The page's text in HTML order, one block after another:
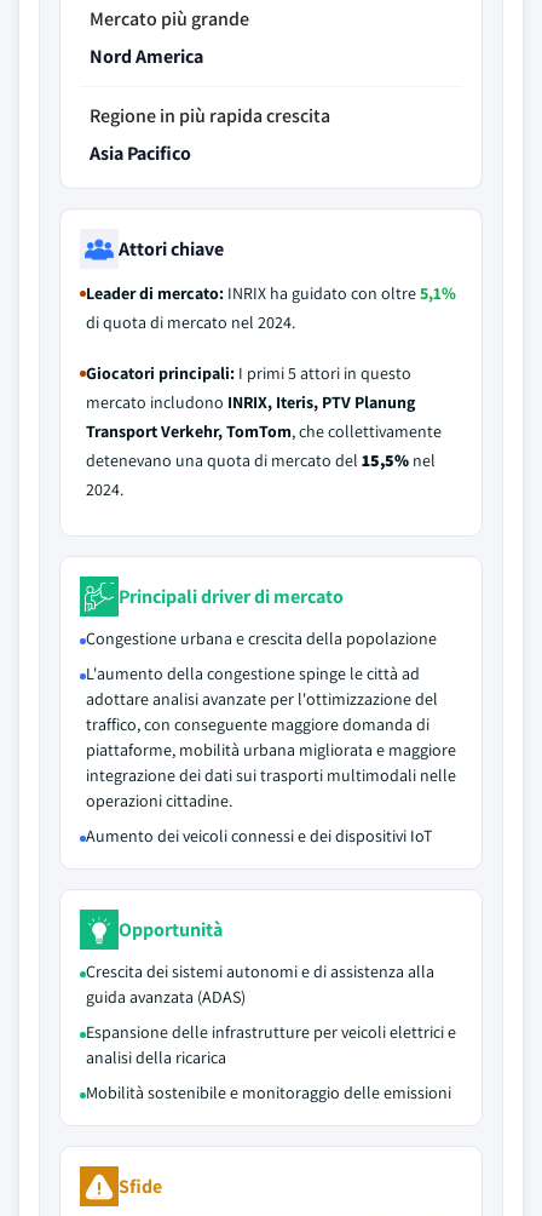
Mercato più grande
Nord America
Regione in più rapida crescita
Asia Pacifico
Attori chiave
Leader di mercato: INRIX ha guidato con oltre5,1%
di quota di mercato nel 2024.
Giocatori principali: I primi 5 attori in questo
mercato includono INRIX, Iteris, PTV Planung
Transport Verkehr, TomTom, che collettivamente
detenevano una quota di mercato del 15,5% nel
2024.
Principali driver di mercato
Congestione urbana e crescita della popolazione
L'aumento della congestione spinge le città ad
adottare analisi avanzate per l'ottimizzazione del
traffico, con conseguente maggiore domanda di
piattaforme, mobilità urbana migliorata e maggiore
integrazione dei dati sui trasporti multimodali nelle
operazioni cittadine.
Aumento dei veicoli connessi e dei dispositivi IoT
Opportunità
Crescita dei sistemi autonomi e di assistenza alla
guida avanzata (ADAS)
Espansione delle infrastrutture per veicoli elettrici e
analisi della ricarica
Mobilità sostenibile e monitoraggio delle emissioni
Sfide